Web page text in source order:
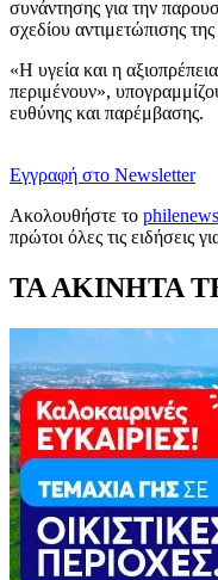
συνάντησης για την
σχεδίου αντιμετώπισης
«Η υγεία και η
περιμένουν»,
ευθύνης και παρέμβασης.
Εγγραφή στο Newsletter
Ακολουθήστε το
πρώτοι όλες τις ειδήσεις
ΤΑ ΑΚΙΝΗΤΑ